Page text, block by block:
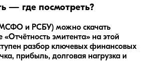
— где посмотреть?
и РСБУ) можно скачать
«Отчётность эмитента» на этой
разбор ключевых финансовых
прибыль, долговая нагрузка и